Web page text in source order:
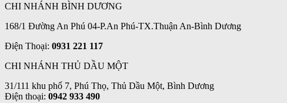
CHI NHÁNH BÌNH DƯƠNG
168/1 Đường An Phú 04-P.An Phú-TX.Thuận An-Bình Dương
Điện Thoại: 0931 221 117
CHI NHÁNH THỦ DẦU MỘT
31/111 khu phố 7, Phú Thọ, Thủ Dầu Một, Bình Dương
Điện thoại: 0942 933 490